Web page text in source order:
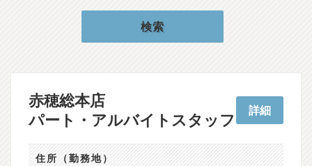
赤穂総本店
パート・アルバイトスタッフ
詳細
住所（勤務地）